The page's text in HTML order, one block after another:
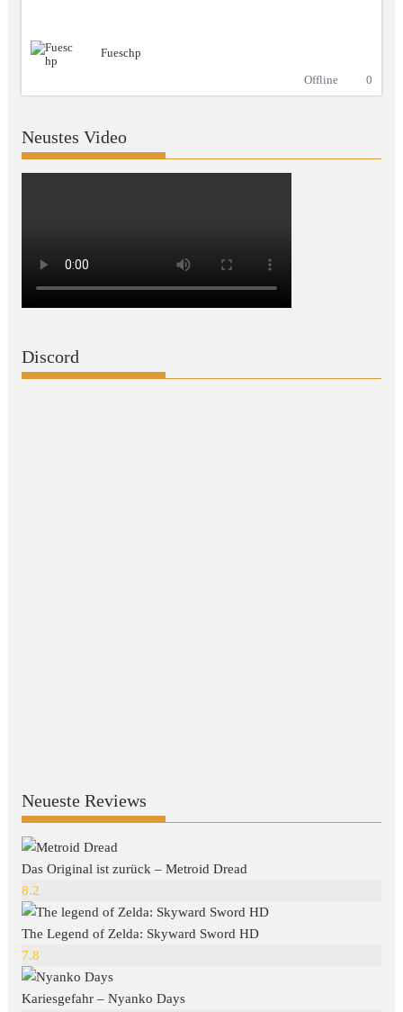
Fueschp
Offline
0
Neustes Video
Discord
Neueste Reviews
Das Original ist zurück – Metroid Dread
8.2
The Legend of Zelda: Skyward Sword HD
7.8
Kariesgefahr – Nyanko Days